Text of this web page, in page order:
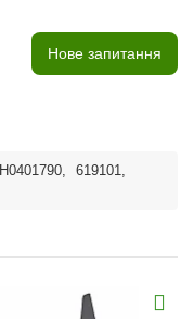
Нове запитання
H0401790, 619101,